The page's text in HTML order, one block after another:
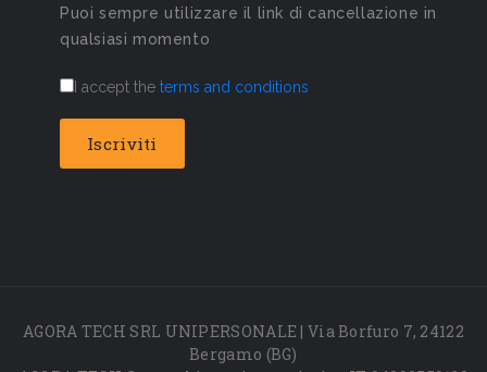
Puoi sempre utilizzare il link di cancellazione in
qualsiasi momento
I accept the terms and conditions
AGORA TECH SRL UNIPERSONALE | Via Borfuro 7, 24122
Bergamo (BG)